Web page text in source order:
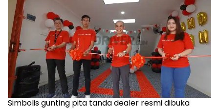
Simbolis gunting pita tanda dealer resmi dibuka